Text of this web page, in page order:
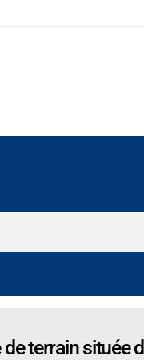
terrain située